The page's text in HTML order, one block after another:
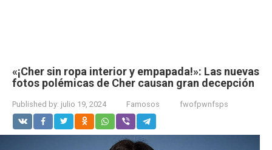
«¡Cher sin ropa interior y empapada!»: Las nuevas
fotos polémicas de Cher causan gran decepción
Published by: julio 19, 2024 Famosos fwofpwnfsps